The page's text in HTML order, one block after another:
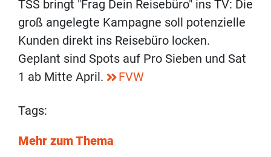
TSS bringt "Frag Dein Reisebüro" ins TV: Die
groß angelegte Kampagne soll potenzielle
Kunden direkt ins Reisebüro locken.
Geplant sind Spots auf Pro Sieben und Sat
1 ab Mitte April.
FVW
Tags:
Mehr zum Thema